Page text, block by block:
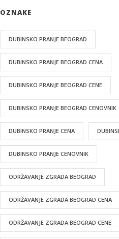
OZNAKE
DUBINSKO PRANJE BEOGRAD
DUBINSKO PRANJE BEOGRAD CENA
DUBINSKO PRANJE BEOGRAD CENE
DUBINSKO PRANJE BEOGRAD CENOVNIK
DUBINSKO PRANJE CENA
DUBINSKO PRANJE CENOVNIK
ODRŽAVANJE ZGRADA BEOGRAD
ODRŽAVANJE ZGRADA BEOGRAD CENA
ODRŽAVANJE ZGRADA BEOGRAD CENE